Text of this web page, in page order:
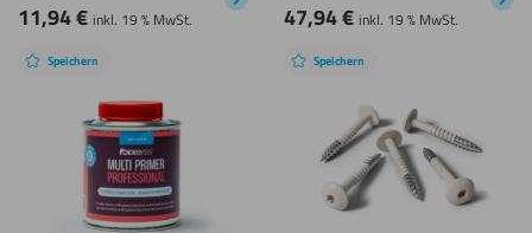
11,94€ inkl. 19 % MwSt. 47,94€ inkl. 19 % MwSt.
Speichern Speichern